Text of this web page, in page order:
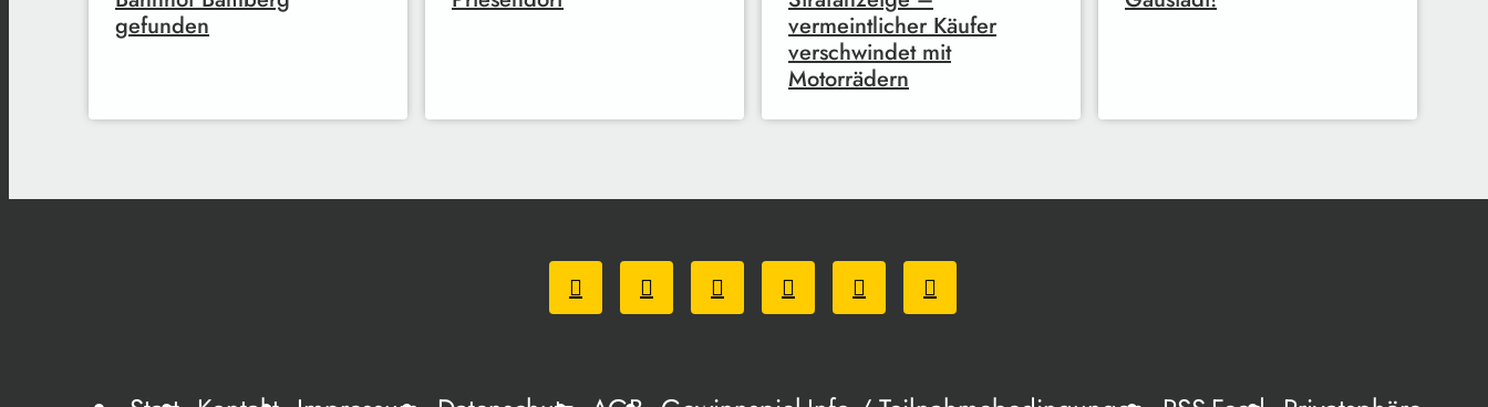
gefunden
vermeintlicher Käufer
verschwindet mit
Motorrädern